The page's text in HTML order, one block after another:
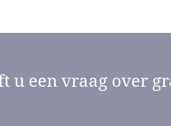
u een vraag over